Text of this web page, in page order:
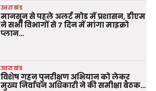
उत्तराखंड
मानसून से पहले अलर्ट मोड में प्रशासन, डीएम
ने सभी विभागों से 7 दिन में मांगा माइक्रो
प्लान…
उत्तराखंड
विशेष गहन पुनरीक्षण अभियान को लेकर
मुख्य निर्वाचन अधिकारी ने की समीक्षा बैठक…